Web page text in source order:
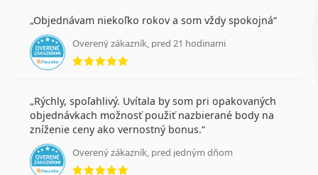
Objednávam niekoľko rokov a som vždy spokojná
Overený zákazník, pred 21 hodinami
hodnotenie 5 z 5
Rýchly, spoľahlivý. Uvítala by som pri opakovaných
objednávkach možnosť použiť nazbierané body na
zníženie ceny ako vernostný bonus.
Overený zákazník, pred jedným dňom
hodnotenie 5 z 5